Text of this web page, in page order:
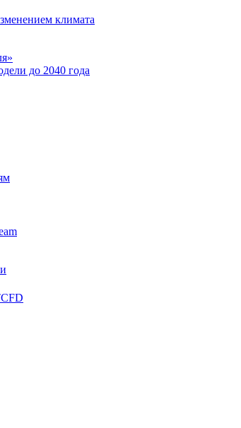
климата
до 2040 года